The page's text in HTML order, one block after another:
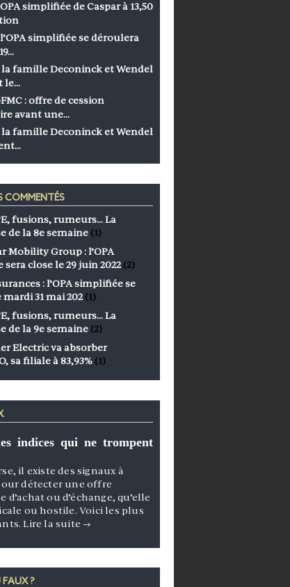
simplifiée de Caspar à 13,50
simplifiée se déroulera
famille Deconinck et Wendel
le…
: offre de cession
avant une…
famille Deconinck et Wendel
COMMENTÉS
fusions, rumeurs… La
de la 8e semaine (1)
Mobility Group : l’OPA
sera close le 29 juin 2022 (2)
: l’OPA simplifiée se
31 mai 202 (1)
fusions, rumeurs… La
de la 9e semaine (2)
Electric va absorber
sa filiale à 83,93% (1)
indices qui ne trompent
il existe des signaux à
détecter une offre
d’achat ou d’échange, qu’elle
ou hostile. Voici les plus
Lire la suite →
?